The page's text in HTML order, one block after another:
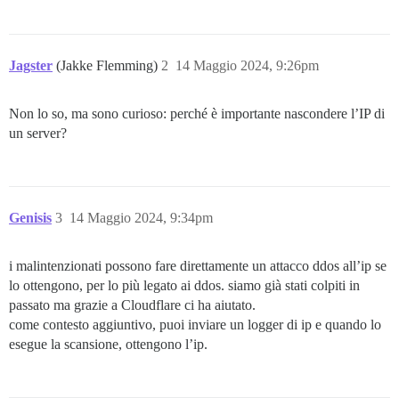
Jagster (Jakke Flemming) 14 Maggio 2024, 9:26pm
2
Non lo so, ma sono curioso: perché è importante nascondere l’IP di
un server?
Genisis 14 Maggio 2024, 9:34pm
3
i malintenzionati possono fare direttamente un attacco ddos all’ip se
lo ottengono, per lo più legato ai ddos. siamo già stati colpiti in
passato ma grazie a Cloudflare ci ha aiutato.
come contesto aggiuntivo, puoi inviare un logger di ip e quando lo
esegue la scansione, ottengono l’ip.